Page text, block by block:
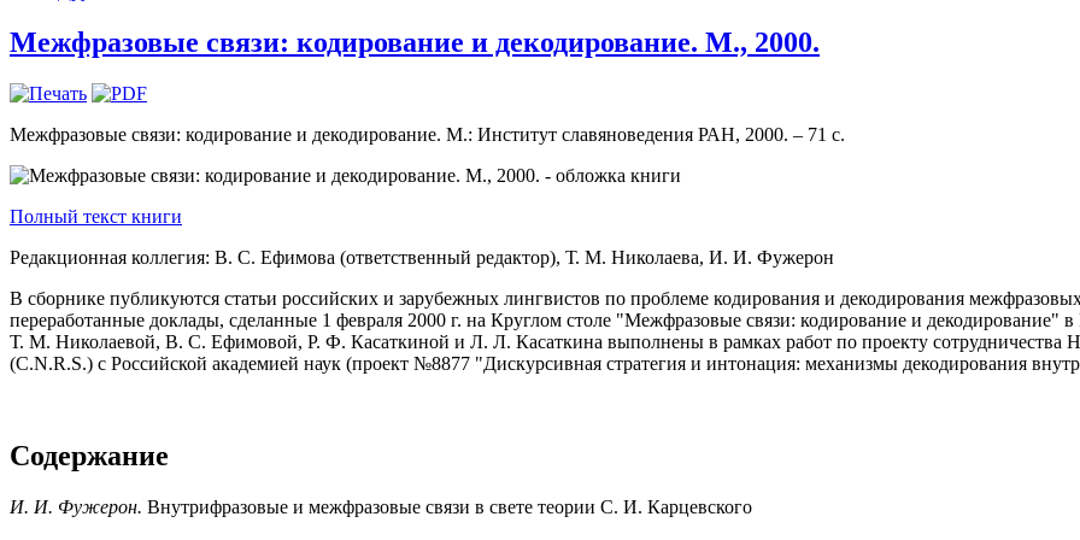
Межфразовые связи: кодирование и декодирование. М., 2000.
Межфразовые связи: кодирование и декодирование. М.: Институт славяноведения РАН, 2000. – 71 с.
Полный текст книги
Редакционная коллегия: В. С. Ефимова (ответственный редактор), Т. М. Николаева, И. И. Фужерон
В сборнике публикуются статьи российских и зарубежных лингвистов по проблеме кодирования и декодирования
переработанные доклады, сделанные 1 февраля 2000 г. на Круглом столе "Межфразовые связи: кодирование и
Т. М. Николаевой, В. С. Ефимовой, Р. Ф. Касаткиной и Л. Л. Касаткина выполнены в рамках работ по проекту сотрудничества
(C.N.R.S.) с Российской академией наук (проект №8877 "Дискурсивная стратегия и интонация: механизмы декодирования
Содержание
И. И. Фужерон. Внутрифразовые и межфразовые связи в свете теории С. И. Карцевского